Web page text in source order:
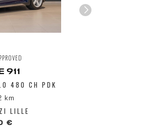
911
480 CH PDK
km
LILLE
€